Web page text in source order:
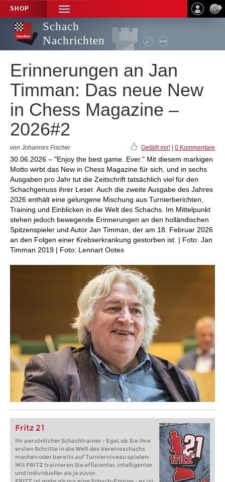
SHOP
TOGGLE
NAVIGATION
Schach
Nachrichten
Erinnerungen an Jan
Timman: Das neue New
in Chess Magazine –
2026#2
von Johannes Fischer Gefällt mir! 0 Kommentare
30.06.2026 – "Enjoy the best game. Ever." Mit diesem markigen
Motto wirbt das New in Chess Magazine für sich, und in sechs
Ausgaben pro Jahr tut die Zeitschrift tatsächlich viel für den
Schachgenuss ihrer Leser. Auch die zweite Ausgabe des Jahres
2026 enthält eine gelungene Mischung aus Turnierberichten,
Training und Einblicken in die Welt des Schachs. Im Mittelpunkt
stehen jedoch bewegende Erinnerungen an den holländischen
Spitzenspieler und Autor Jan Timman, der am 18. Februar 2026
an den Folgen einer Krebserkrankung gestorben ist. | Foto: Jan
Timman 2019 | Foto: Lennart Ootes
Fritz 21
Ihr persönlicher Schachtrainer - Egal, ob Sie Ihre
ersten Schritte in die Welt des Vereinsschachs
machen oder bereits auf Turnierniveau spielen:
Mit FRITZ trainieren Sie effizienter, intelligenter
und individueller als je zuvor.